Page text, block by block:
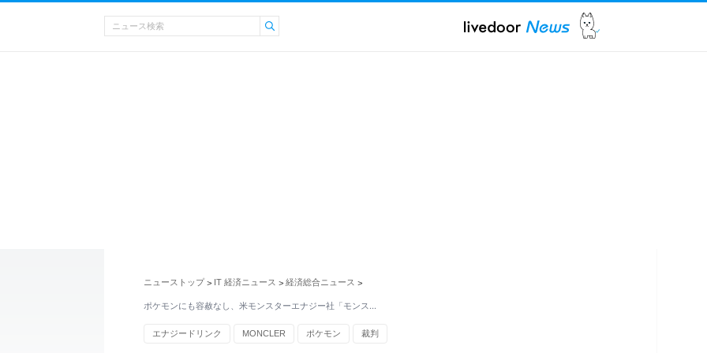
ニューストップ > IT 経済ニュース > 経済総合ニュース >
ポケモンにも容赦なし、米モンスターエナジー社「モンス…
エナジードリンク MONCLER ポケモン 裁判